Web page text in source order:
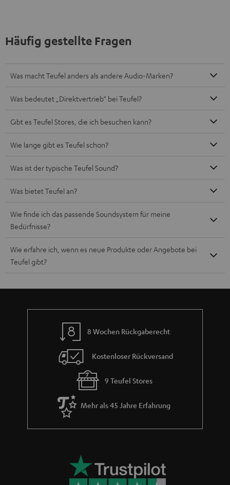
Häufig gestellte Fragen
Was macht Teufel anders als andere Audio-Marken?
Was bedeutet „Direktvertrieb“ bei Teufel?
Gibt es Teufel Stores, die ich besuchen kann?
Wie lange gibt es Teufel schon?
Was ist der typische Teufel Sound?
Was bietet Teufel an?
Wie finde ich das passende Soundsystem für meine
Bedürfnisse?
Wie erfahre ich, wenn es neue Produkte oder Angebote bei
Teufel gibt?
8 Wochen Rückgaberecht
Kostenloser Rückversand
9 Teufel Stores
Mehr als 45 Jahre Erfahrung